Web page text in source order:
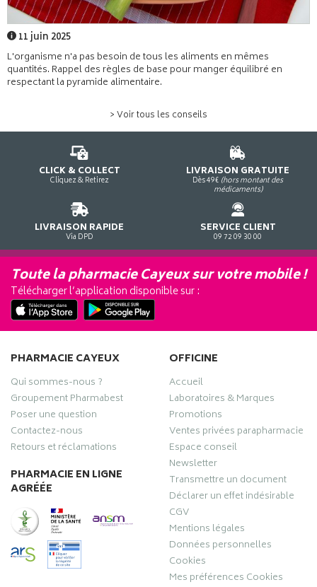
11 juin 2025
L'organisme n'a pas besoin de tous les aliments en mêmes
quantités. Rappel des règles de base pour manger équilibré en
respectant la pyramide alimentaire.
> Voir tous les conseils
CLICK & COLLECT
Cliquez & Retirez
LIVRAISON GRATUITE
Dès 49€ (hors montant des
médicaments)
LIVRAISON RAPIDE
Via DPD
SERVICE CLIENT
09 72 09 30 00
Toute la pharmacie Cayeux sur votre mobile !
Télécharger l’application disponible sur :
PHARMACIE CAYEUX
Qui sommes-nous ?
Groupement Pharmabest
Poser une question
Contactez-nous
Retours et réclamations
PHARMACIE EN LIGNE
AGRÉÉE
OFFICINE
Accueil
Laboratoires & Marques
Promotions
Ventes privées parapharmacie
Espace conseil
Newsletter
Transmettre un document
Déclarer un effet indésirable
CGV
Mentions légales
Données personnelles
Cookies
Mes préférences Cookies